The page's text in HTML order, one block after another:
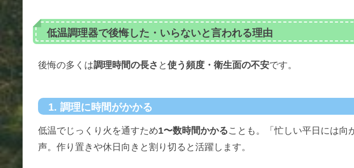
低温調理器で後悔した・いらないと言われる理由
後悔の多くは調理時間の長さ と 使う頻度・衛生面の不安です。
1. 調理に時間がかかる
低温でじっくり火を通すため1〜数時間かかることも。「忙しい平日には向
声。作り置きや休日向きと割り切ると活躍します。